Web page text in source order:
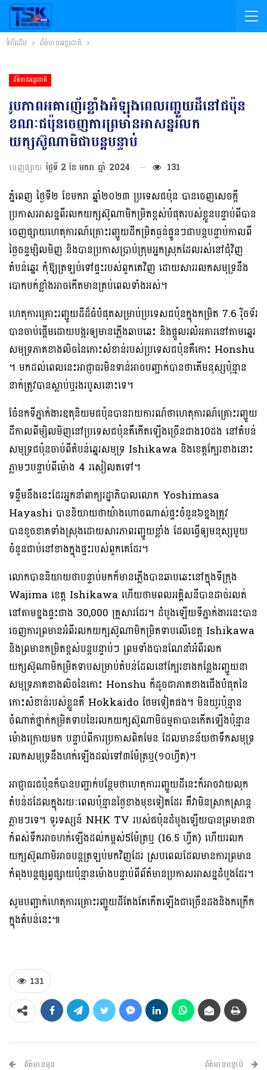
ទំព័រដើម ព័ត៌មានអន្តរជាតិ
ព័ត៌មានអន្តរជាតិ
រូបភាពអគារញ័រខ្លាំងអំឡុងពេលរញ្ជួយដីនៅជប៉ុន
ខណៈជប៉ុនចេញការព្រមានអាសន្នរលក
យក្សស៊ូណាមិជាបន្តបន្ទាប់
ចេញផ្សាយ ថ្ងៃទី 2 ខែ មករា ឆ្នាំ 2024 131
ភ្នំពេញ ថ្ងៃទី២ ខែមករា ឆ្នាំ២០២៣ ប្រទេសជប៉ុន បានចេញសេចក្តី
ប្រកាសអាសន្នពីរលកយក្សស៊ូណាមិកម្រិតខ្ពស់បំផុតរបស់ខ្លួនបន្ទាប់ពីបាន
ចេញផ្សាយហេតុការណ៍គ្រោះរញ្ជួយដីកម្រិតធ្ងន់ផ្ទួនៗជាបន្តបន្ទាប់កាលពី
ថ្ងៃចន្ទម្សិលមិញ និងបានប្រកាសប្រាប់ក្រុមអ្នកស្រុកដែលរស់នៅជុំវិញ
តំបន់ឆ្នេរ កុំឱ្យត្រឡប់ទៅផ្ទះរបស់ពួកគេវិញ ដោយសាររលកសមុទ្រនឹង
បោកបក់ខ្លាំងអាចកើតមានគ្រប់ពេលទាំងអស់។
ហេតុការគ្រោះរញ្ជួយដីដ៏ធំបំផុតសម្រាប់ប្រទេសជប៉ុនក្នុងកម្រិត 7.6 រ៉ិចទ័រ
បានចាប់ផ្ដើមដោយបង្ករឲ្យមានភ្លើងឆាបឆេះ និងផ្តួលរលំអគារនៅតាមឆ្នេរ
សមុទ្រភាគខាងលិចនៃកោះសំខាន់របស់ប្រទេសជប៉ុនគឺកោះ Honshu
។ មកដល់ពេលនេះអាជ្ញាធរមិនទាន់អាចបញ្ជាក់បានថាតើមនុស្សប៉ុន្មាន
នាក់ត្រូវបានស្លាប់ឬរងរបួសនោះទេ។
ចំែនកទីភ្នាក់ងារឧតុនិយមជប៉ុនបានរាយការណ៍ថាហេតុការណ៍គ្រោះរញ្ជួយ
ដីកាលពីម្សិលមិញនៅប្រទេសជប៉ុនគឺកើតឡើងច្រើនជាង10ដង នៅតំបន់
សមុទ្រជប៉ុនចាប់ពីតំបន់ឆ្នេរសមុទ្រ Ishikawa និងខេត្តក្បែរខាងនោះ
ភ្លាមៗបន្ទាប់ពីម៉ោង 4 រសៀលតទៅ។
ទន្ទឹមនឹងនេះដែរអ្នកនាំពាក្យរដ្ឋាភិបាលលោក Yoshimasa
Hayashi បាននិយាយថាយ៉ាងហោចណាស់ផ្ទះចំនួន៦ខ្នងត្រូវ
បានខូចខាតទាំងស្រុងដោយសារភាពរញ្ជួយខ្លាំង ដែលធ្វើឲ្យមនុស្សមួយ
ចំនួនជាប់នៅខាងក្នុងផ្ទះរបស់ពួកគេដែរ។
លោកបាននិយាយថាបន្ទាប់មកក៏មានភ្លើងបានឆាបឆេះនៅក្នុងទីក្រុង
Wajima ខេត្ត Ishikawa ហើយថាមពលអគ្គិសនីបានដាច់រលត់
នៅតាមខ្នងផ្ទះជាង 30,000 គ្រួសារដែរ។ ដំបូងឡើយទីភ្នាក់ងារនេះបាន
ចេញការព្រមានអំពីរលកយក្សស៊ូណាមិកម្រិតទាបលើខេត្ត Ishikawa
និងព្រមានកម្រិតខ្ពស់បន្តបន្ទាប់ៗ ព្រមទាំងបានណែនាំអំពីរលក
យក្សស៊ូណាមិកម្រិតទាបសម្រាប់តំបន់ដែលនៅក្បែរខាងកន្លែងរញ្ជួយនា
សមុទ្រភាគខាងលិចនៃកោះ Honshu ក៏ដូចជាភាគខាងជើងបំផុតនៃ
កោះសំខាន់របស់ខ្លួនគឺ Hokkaido ថែមទៀតផង។ មិនយូរប៉ុន្មាន
ចំណាត់ថ្នាក់កម្រិតទាបនៃរលកយក្សស៊ូណាមិធម្មតាបានកើតឡើងប៉ុន្មាន
ម៉ោងក្រោយមក បន្ទាប់ពីការប្រកាសពិតមែន ដែលមានន័យថាទឹកសមុទ្រ
រលកសមុទ្រនឹងហក់ឡើងដល់ទៅ៣ម៉ែត្រឬ(១០ហ្វីត)។
អាជ្ញាធរជប៉ុនក៏បានបញ្ជាក់បន្ថែមថាហេតុការរញ្ជួយដីនេះក៏អាចវាយលុក
តំបន់ដដែលក្នុងរយៈពេលប៉ុន្មានថ្ងៃខាងមុខទៀតដែរ គឺវាមិនស្រាកស្រាន្ត
ភ្លាមៗទេ។ ទូរទស្សន៍ NHK TV របស់ជប៉ុនដំបូងឡើយបានព្រមានថា
កំពស់ទឹកអាចហក់ឡើងដល់កម្ពស់5ម៉ែត្រឬ (16.5 ហ្វីត) ហើយរលក
យក្សស៊ូណាមិអាចបន្តត្រឡប់មកវិញដែរ ស្របពេលដែលមានការព្រមាន
កំពុងបន្តផ្សព្វផ្សាយប៉ុន្មានម៉ោងបន្ទាប់ពីព័ត៌មានប្រកាសអាសន្នដំបូងដែរ។
សូមបញ្ជាក់ហេតុការគ្រោះរញ្ជួយដីតែងតែកើតឡើងជាច្រើនដងនិងកក្រើក
ក្នុងតំបន់នេះ៕
131
ព័ត៌មានមុន ព័ត៌មានបន្ទាប់